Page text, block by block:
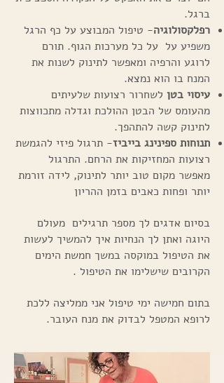
ברגל.
רפלקסולוגיה- טיפול המבוצע על כף הרגל
משפיע על על כל מערכות הגוף. תורם
לרוגע והרפיה ומאפשר לתינוק לשנות את
המנח בו הוא נמצא.
עיסוי בטן לשחרור רצועות שלעיתים
מהעומס של הבטן ההולכת וגדלה מתכווצות
לתינוק קשה להתהפך.
תנוחות ספינינג בייביז- תרגול פיזי להגמשת
רצועות המחזיקות את הרחם. התרגול
מאפשר מקום טוב יותר לתינוק, לידה זורמת
יותר ופחות כאבים בזמן ההריון
בסיום אדגים לך מספר תרגילים מעולם
היוגה ואתן לך הנחיות איך להמשיך לעשות
את הטיפול במוקסה במשך חמשת הימים
הקרובים שישלימו את הטיפול .
בתום חמישה ימי טיפול אני ממליצה ללכת
לרופא המטפל לבדוק את מנח העובר.